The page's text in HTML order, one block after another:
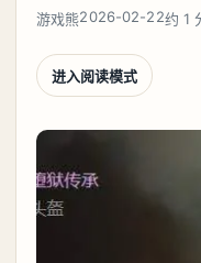
游戏熊2026-02-22约 1
进入阅读模式